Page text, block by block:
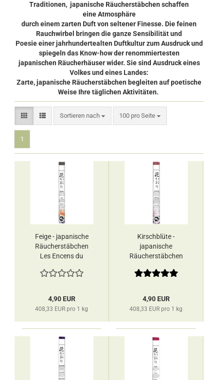
Traditionen, japanische Räucherstäbchen schaffen
eine Atmosphäre
durch einem zarten Duft von seltener Finesse. Die feinen
Rauchwirbel bringen die ganze Sensibilität und
Poesie einer jahrhundertealten Duftkultur zum Ausdruck und
spiegeln das Know-how der renommiertesten
japanischen Räucherhäuser wider. Sie sind Ausdruck eines
Volkes und eines Landes:
Zarte, japanische Räucherstäbchen begleiten auf poetische
Weise Ihre täglichen Aktivitäten.
Sortieren nach
Sortieren nach 100 pro Seite
pro Seite
1
Feige - japanische
Räucherstäbchen
Les Encens du
4,90 EUR
408,33 EUR pro 1 kg
Kirschblüte -
japanische
Räucherstäbchen
Monde
4,90 EUR
408,33 EUR pro 1 kg